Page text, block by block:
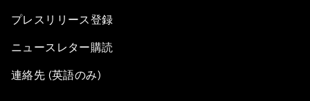
プレスリリース登録
ニュースレター購読
連絡先 (英語のみ)